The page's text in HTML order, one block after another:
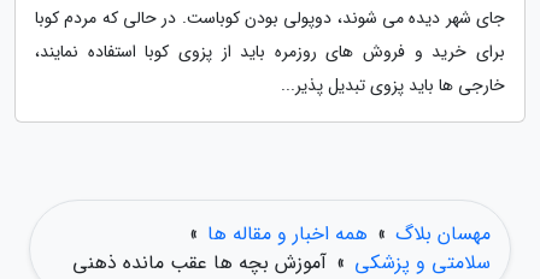
جای شهر دیده می شوند، دوپولی بودن کوباست. در حالی که مردم کوبا
برای خرید و فروش های روزمره باید از پزوی کوبا استفاده نمایند،
خارجی ها باید پزوی تبدیل پذیر...
مهسان بلاگ » همه اخبار و مقاله ها »
سلامتی و پزشکی » آموزش بچه ها عقب مانده ذهنی